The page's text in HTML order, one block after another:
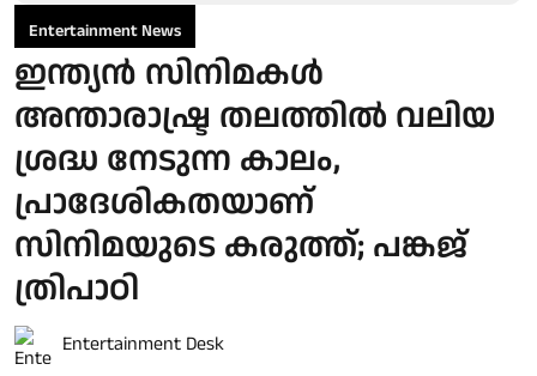
Entertainment News
ഇന്ത്യൻ സിനിമകൾ
അന്താരാഷ്ട്ര തലത്തിൽ വലിയ
ശ്രദ്ധ നേടുന്ന കാലം,
പ്രാദേശികതയാണ്
സിനിമയുടെ കരുത്ത്; പങ്കജ്
ത്രിപാഠി
Entertainment Desk